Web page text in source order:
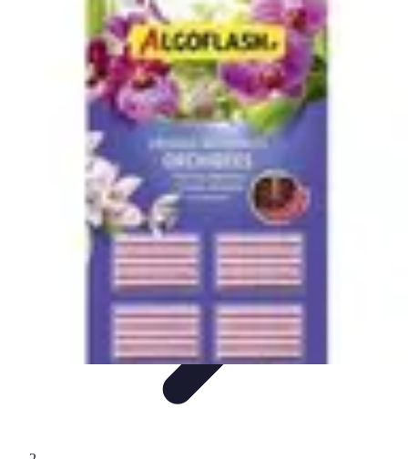
Gestion Cultures
Gestion de Projet AgricoleTechniques de GestionIrrigation et
Pratiques ÉcologiquesGestion Durable
Gestion Cultures